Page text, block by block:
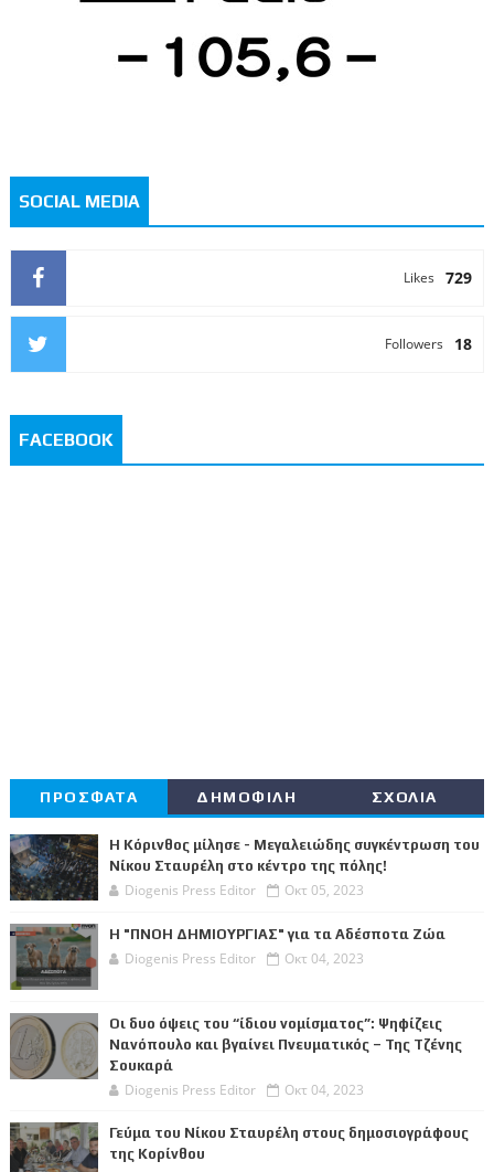
SOCIAL MEDIA
729
Likes
18
Followers
FACEBOOK
ΠΡΟΣΦΑΤΑ ΔΗΜΟΦΙΛΗ ΣΧΟΛΙΑ
Η Κόρινθος μίλησε - Μεγαλειώδης συγκέντρωση του
Νίκου Σταυρέλη στο κέντρο της πόλης!
Diogenis Press Editor Οκτ 05, 2023
Η "ΠΝΟΗ ΔΗΜΙΟΥΡΓΙΑΣ" για τα Αδέσποτα Ζώα
Diogenis Press Editor Οκτ 04, 2023
Οι δυο όψεις του “ίδιου νομίσματος”: Ψηφίζεις
Νανόπουλο και βγαίνει Πνευματικός – Της Τζένης
Σουκαρά
Diogenis Press Editor Οκτ 04, 2023
Γεύμα του Νίκου Σταυρέλη στους δημοσιογράφους
της Κορίνθου